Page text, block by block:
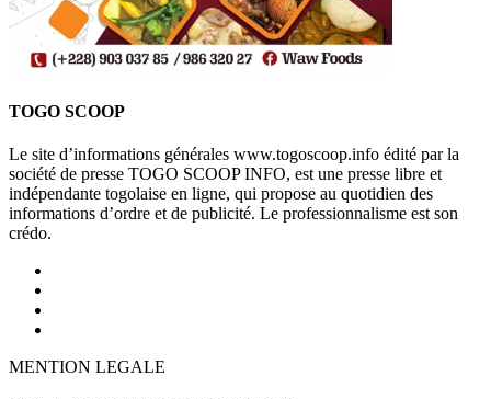
TOGO SCOOP
Le site d’informations générales www.togoscoop.info édité par la
société de presse TOGO SCOOP INFO, est une presse libre et
indépendante togolaise en ligne, qui propose au quotidien des
informations d’ordre et de publicité. Le professionnalisme est son
crédo.
MENTION LEGALE